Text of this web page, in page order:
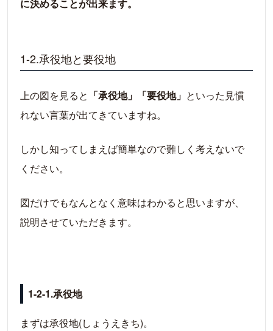
に決めることが出来ます。
1-2.承役地と要役地
上の図を見ると 「承役地」「要役地」 といった見慣
れない言葉が出てきていますね。
しかし知ってしまえば簡単なので難しく考えないで
ください。
図だけでもなんとなく意味はわかると思いますが、
説明させていただきます。
1-2-1.承役地
まずは承役地(しょうえきち)。